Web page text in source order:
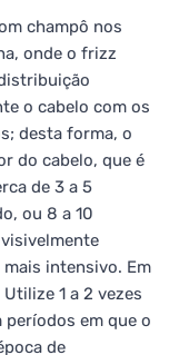
champô nos
onde o frizz
o cabelo com os
desta forma, o
do cabelo, que é
de 3 a 5
ou 8 a 10
intensivo. Em
1 a 2 vezes
períodos em que o
de